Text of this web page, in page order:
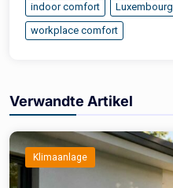
indoor comfort
Luxembourg
workplace comfort
Verwandte Artikel
Klimaanlage